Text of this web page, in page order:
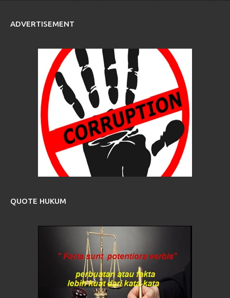
ADVERTISEMENT
QUOTE HUKUM